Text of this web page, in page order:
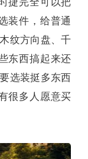
捷完全可以把
装件，给普通
纹方向盘、千
东西搞起来还
选装挺多东西
很多人愿意买